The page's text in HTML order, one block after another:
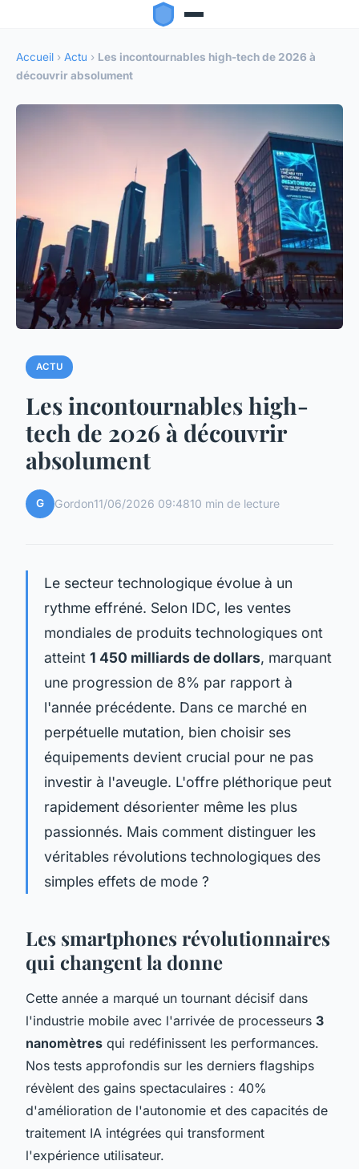
Accueil › Actu › Les incontournables high-tech de 2026 à
découvrir absolument
ACTU
Les incontournables high-
tech de 2026 à découvrir
absolument
G Gordon11/06/2026 09:4810 min de lecture
Le secteur technologique évolue à un
rythme effréné. Selon IDC, les ventes
mondiales de produits technologiques ont
atteint 1 450 milliards de dollars, marquant
une progression de 8% par rapport à
l'année précédente. Dans ce marché en
perpétuelle mutation, bien choisir ses
équipements devient crucial pour ne pas
investir à l'aveugle. L'offre pléthorique peut
rapidement désorienter même les plus
passionnés. Mais comment distinguer les
véritables révolutions technologiques des
simples effets de mode ?
Les smartphones révolutionnaires
qui changent la donne
Cette année a marqué un tournant décisif dans
l'industrie mobile avec l'arrivée de processeurs 3
nanomètres qui redéfinissent les performances.
Nos tests approfondis sur les derniers flagships
révèlent des gains spectaculaires : 40%
d'amélioration de l'autonomie et des capacités de
traitement IA intégrées qui transforment
l'expérience utilisateur.